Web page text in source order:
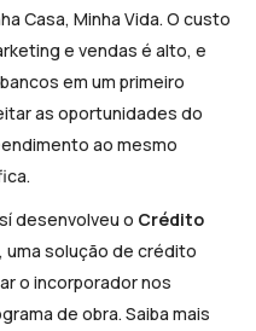
Casa, Minha Vida. O custo
e vendas é alto, e
em um primeiro
as oportunidades do
ao mesmo
desenvolveu o Crédito
, uma solução de crédito
o incorporador nos
de obra. Saiba mais